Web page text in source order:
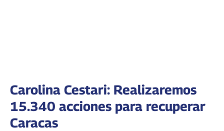
Carolina Cestari: Realizaremos
15.340 acciones para recuperar
Caracas